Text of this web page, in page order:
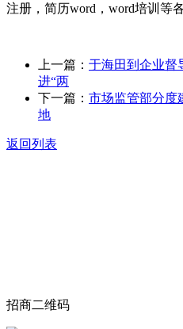
注册，简历word，word培训等
上一篇： 于海田到企业督
进“两
下一篇： 市场监管部分度
地
返回列表
招商二维码